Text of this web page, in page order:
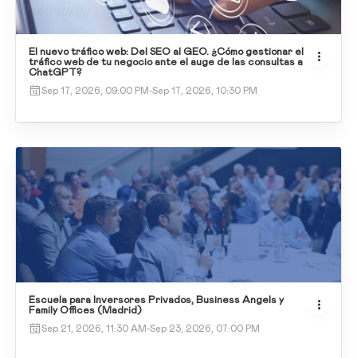
El nuevo tráfico web: Del SEO al GEO. ¿Cómo gestionar el
tráfico web de tu negocio ante el auge de las consultas a
ChatGPT?
Sep 17, 2026, 09:00 PM-Sep 17, 2026, 10:30 PM
Escuela para Inversores Privados, Business Angels y
Family Offices (Madrid)
Sep 21, 2026, 11:30 AM-Sep 23, 2026, 07:00 PM